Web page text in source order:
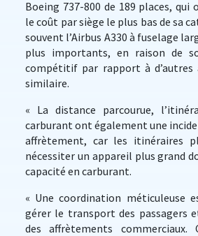
Boeing 737-800 de 189 places,
le coût par siège le plus bas de sa
souvent l’Airbus A330 à fuselage
plus importants, en raison de
compétitif par rapport à
similaire.
« La distance parcourue,
carburant ont également une
affrètement, car les itinéraires
nécessiter un appareil plus grand
capacité en carburant.
« Une coordination méticuleuse
gérer le transport des passagers
des affrètements commerciaux.